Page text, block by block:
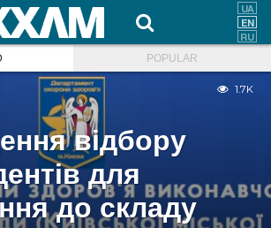
POPULAR
відбору
для
до складу
1.7K